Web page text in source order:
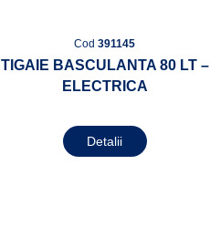
Cod391145
TIGAIE BASCULANTA 80 LT –
ELECTRICA
Detalii